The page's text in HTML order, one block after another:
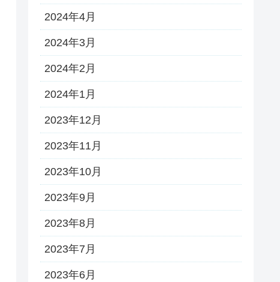
2024年4月
2024年3月
2024年2月
2024年1月
2023年12月
2023年11月
2023年10月
2023年9月
2023年8月
2023年7月
2023年6月